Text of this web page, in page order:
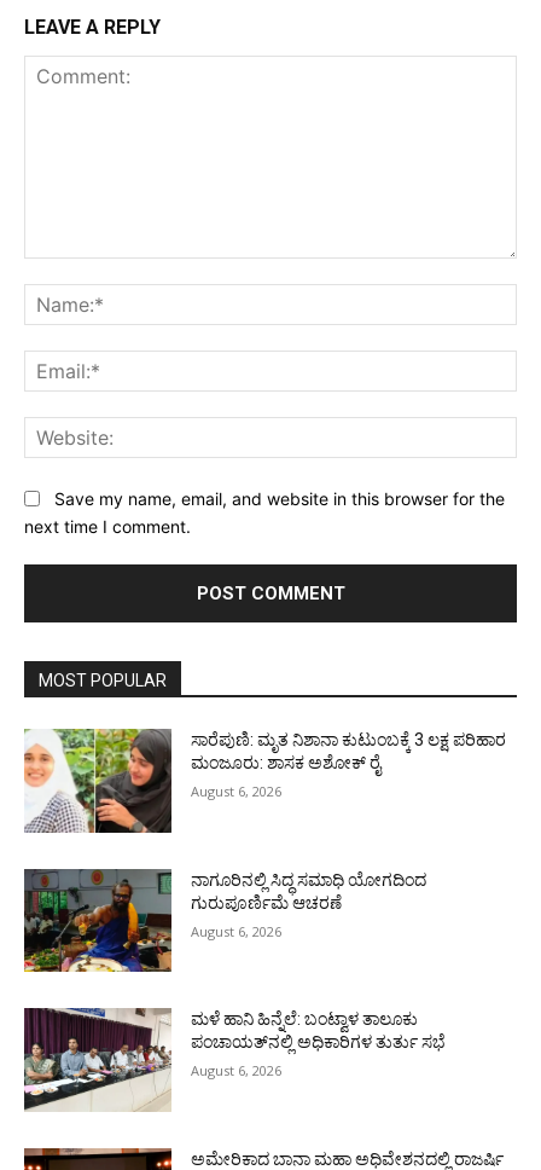
LEAVE A REPLY
Save my name, email, and website in this browser for the
next time I comment.
MOST POPULAR
ಸಾರೆಪುಣಿ: ಮೃತ ನಿಶಾನಾ ಕುಟುಂಬಕ್ಕೆ 3 ಲಕ್ಷ ಪರಿಹಾರ
ಮಂಜೂರು: ಶಾಸಕ ಅಶೋಕ್ ರೈ
August 6, 2026
ನಾಗೂರಿನಲ್ಲಿ ಸಿದ್ಧ ಸಮಾಧಿ ಯೋಗದಿಂದ
ಗುರುಪೂರ್ಣಿಮೆ ಆಚರಣೆ
August 6, 2026
ಮಳೆ ಹಾನಿ ಹಿನ್ನೆಲೆ: ಬಂಟ್ವಾಳ ತಾಲೂಕು
ಪಂಚಾಯತ್‌ನಲ್ಲಿ ಅಧಿಕಾರಿಗಳ ತುರ್ತು ಸಭೆ
August 6, 2026
ಅಮೇರಿಕಾದ ಬಾನಾ ಮಹಾ ಅಧಿವೇಶನದಲ್ಲಿ ರಾಜರ್ಷಿ